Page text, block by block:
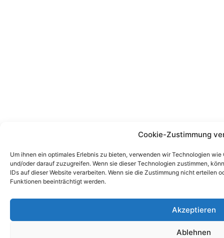
Cookie-Zustimmung
Um ihnen ein optimales Erlebnis zu bieten, verwenden wir Technologien
und/oder darauf zuzugreifen. Wenn sie dieser Technologien zustimmen,
IDs auf dieser Website verarbeiten. Wenn sie die Zustimmung nicht erteilen
Funktionen beeinträchtigt werden.
Akzeptieren
Ablehnen